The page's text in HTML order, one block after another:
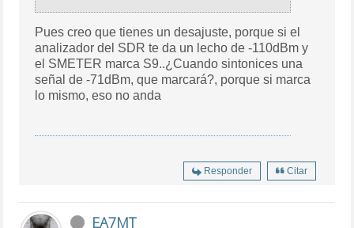
Pues creo que tienes un desajuste, porque si el
analizador del SDR te da un lecho de -110dBm y
el SMETER marca S9..¿Cuando sintonices una
señal de -71dBm, que marcará?, porque si marca
lo mismo, eso no anda
Responder Citar
EA7MT